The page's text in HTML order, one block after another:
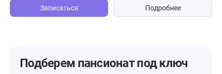
Записаться Подробнее
Подберем пансионатпод ключ